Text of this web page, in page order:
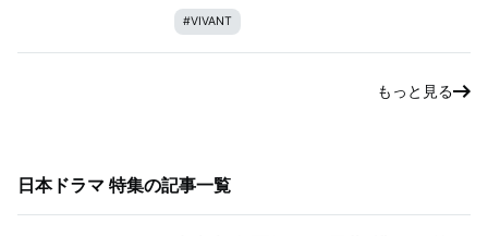
#VIVANT
もっと見る
日本ドラマ 特集の記事一覧